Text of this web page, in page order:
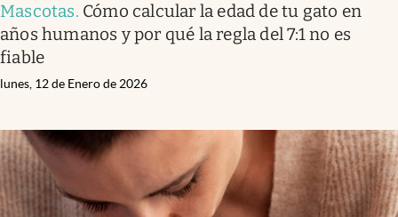
Mascotas. Cómo calcular la edad de tu gato en
años humanos y por qué la regla del 7:1 no es
fiable
lunes, 12 de Enero de 2026